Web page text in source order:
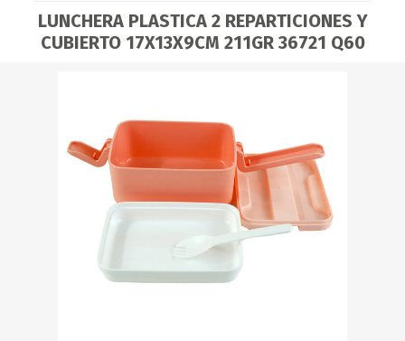
LISTA DE DESEOS
LUNCHERA PLASTICA 2 REPARTICIONES Y
CUBIERTO 17X13X9CM 211GR 36721 Q60